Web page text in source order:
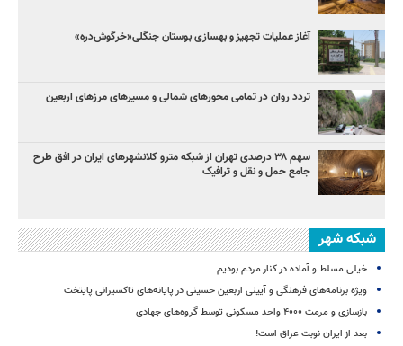
آغاز عملیات تجهیز و بهسازی بوستان جنگلی«خرگوش‌دره»
تردد روان در تمامی محورهای شمالی و مسیرهای مرزهای اربعین
سهم ۳۸ درصدی تهران از شبکه مترو کلانشهرهای ایران در افق طرح
جامع حمل و نقل و ترافیک
شبکه شهر
خیلی مسلط و آماده در کنار مردم بودیم
ویژه برنامه‌های فرهنگی و آیینی اربعین حسینی در پایانه‌های تاکسیرانی پایتخت
بازسازی و مرمت ۴۰۰۰ واحد مسکونی توسط گروه‌های جهادی
بعد از ایران نوبت عراق است!